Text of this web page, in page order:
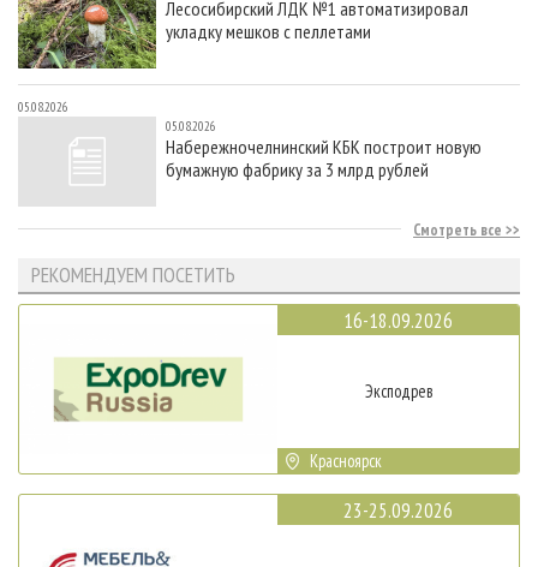
Лесосибирский ЛДК №1 автоматизировал
укладку мешков с пеллетами
05.08.2026
05.08.2026
Набережночелнинский КБК построит новую
бумажную фабрику за 3 млрд рублей
Смотреть все
РЕКОМЕНДУЕМ ПОСЕТИТЬ
16-18.09.2026
Эксподрев
Красноярск
23-25.09.2026